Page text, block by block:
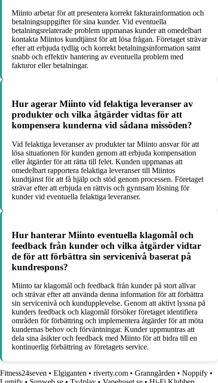
Miinto arbetar för att presentera korrekt fakturainformation och
betalningsuppgifter för sina kunder. Vid eventuella
betalningsrelaterade problem uppmanas kunder att omedelbart
kontakta Miintos kundtjänst för att lösa frågan. Företaget strävar
efter att erbjuda tydlig och korrekt betalningsinformation samt
snabb och effektiv hantering av eventuella problem med
fakturor eller betalningar.
Hur agerar Miinto vid felaktiga leveranser av
produkter och vilka åtgärder vidtas för att
kompensera kunderna vid sådana missöden?
Vid felaktiga leveranser av produkter tar Miinto ansvar för att
lösa situationen för kunden genom att erbjuda kompensation
eller åtgärder för att rätta till felet. Kunden uppmanas att
omedelbart rapportera felaktiga leveranser till Miintos
kundtjänst för att få hjälp och stöd genom processen. Företaget
strävar efter att erbjuda en rättvis och gynnsam lösning för
kunder vid eventuella felaktiga leveranser.
Hur hanterar Miinto eventuella klagomål och
feedback från kunder och vilka åtgärder vidtar
de för att förbättra sin servicenivå baserat på
kundrespons?
Miinto tar klagomål och feedback från kunder på stort allvar
och strävar efter att använda denna information för att förbättra
sin servicenivå och kundupplevelse. Genom att aktivt lyssna på
kunders feedback och klagomål försöker företaget identifiera
områden för förbättring och implementera åtgärder för att möta
kundernas behov och förväntningar. Kunder uppmuntras att
dela sina åsikter och feedback med Miinto för att bidra till en
kontinuerlig förbättring av företagets service.
Fitness24seven • Elgiganten • riverty.com • Granngården • Noppify •